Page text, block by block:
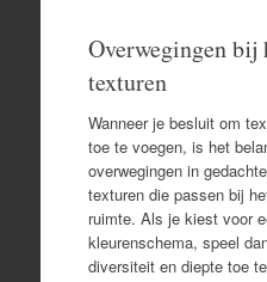
Overwegingen bij
texturen
Wanneer je besluit om
toe te voegen, is het
overwegingen in
texturen die passen bij
ruimte. Als je kiest voor
kleurenschema, speel
diversiteit en diepte toe